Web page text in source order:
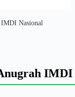
Nasional
IMDI